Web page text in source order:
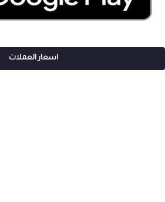
اسعار العملات